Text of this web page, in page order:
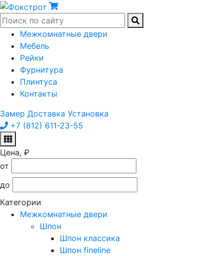
Межкомнатные двери
Мебель
Рейки
Фурнитура
Плинтуса
Контакты
Замер Доставка Установка
+7 (812) 611-23-55
Цена, ₽
от
до
Категории
Межкомнатные двери
Шпон
Шпон классика
Шпон fineline